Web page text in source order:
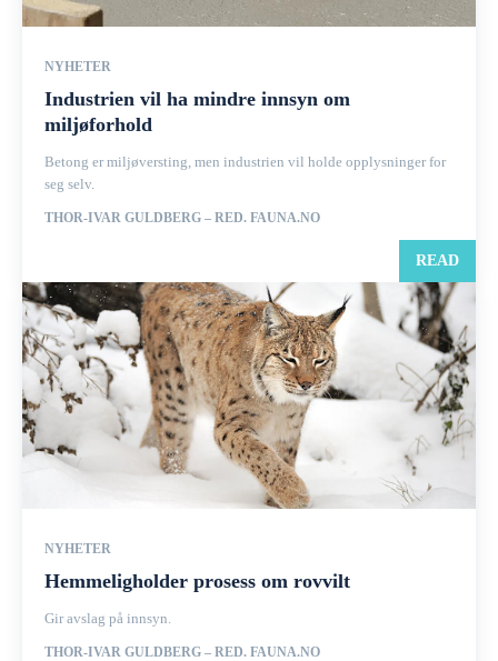
NYHETER
Industrien vil ha mindre innsyn om
miljøforhold
Betong er miljøversting, men industrien vil holde opplysninger for
seg selv.
THOR-IVAR GULDBERG – RED. FAUNA.NO
READ
NYHETER
Hemmeligholder prosess om rovvilt
Gir avslag på innsyn.
THOR-IVAR GULDBERG – RED. FAUNA.NO